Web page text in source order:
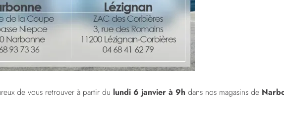
de vous retrouver à partir du lundi 6 janvier à 9h dans nos magasins de